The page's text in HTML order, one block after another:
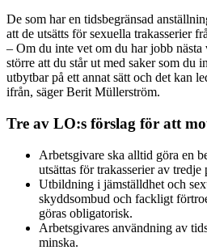
De som har en tidsbegränsad
att de utsätts för sexuella trakasserier
– Om du inte vet om du har jobb nästa
större att du står ut med saker som du
utbytbar på ett annat sätt och det kan
ifrån, säger Berit Müllerström.
Tre av LO:s förslag för att
Arbetsgivare ska alltid göra en
utsättas för trakasserier av tredje
Utbildning i jämställdhet och
skyddsombud och fackligt
göras obligatorisk.
Arbetsgivares användning av
minska.